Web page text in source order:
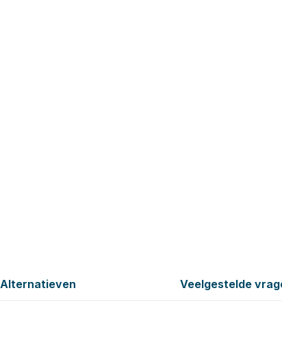
Alternatieven Veelgestelde